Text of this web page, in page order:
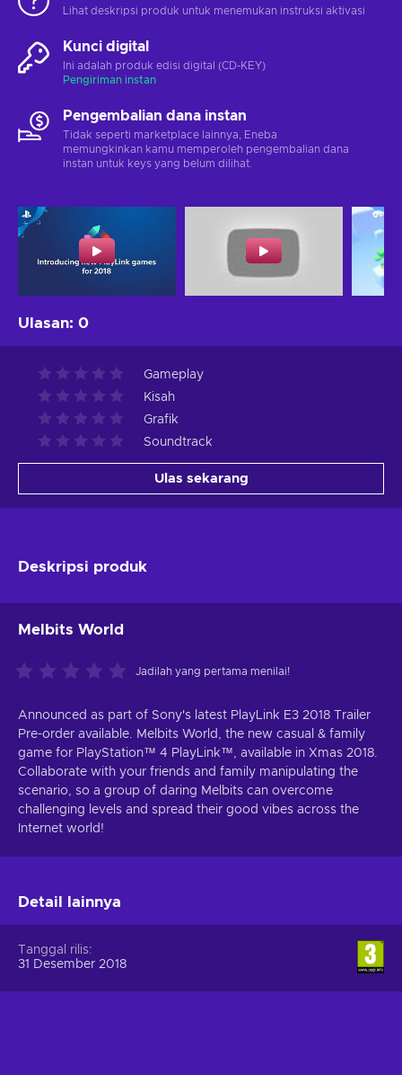
Lihat deskripsi produk untuk menemukan instruksi aktivasi
Kunci digital
Ini adalah produk edisi digital (CD-KEY)
Pengiriman instan
Pengembalian dana instan
Tidak seperti marketplace lainnya, Eneba
memungkinkan kamu memperoleh pengembalian dana
instan untuk keys yang belum dilihat.
Ulasan: 0
Gameplay
Kisah
Grafik
Soundtrack
Ulas sekarang
Deskripsi produk
Melbits World
Jadilah yang pertama menilai!
Announced as part of Sony's latest PlayLink E3 2018 Trailer
Pre-order available. Melbits World, the new casual & family
game for PlayStation™ 4 PlayLink™, available in Xmas 2018.
Collaborate with your friends and family manipulating the
scenario, so a group of daring Melbits can overcome
challenging levels and spread their good vibes across the
Internet world!
Detail lainnya
Tanggal rilis
31 Desember 2018